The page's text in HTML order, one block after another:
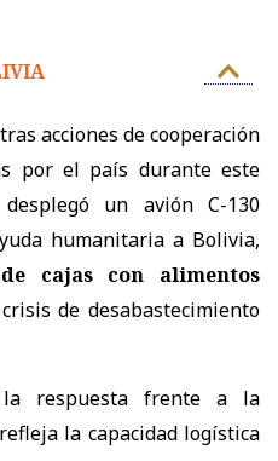
acciones de cooperación
por el país durante este
un avión C-130
humanitaria a Bolivia,
cajas con alimentos
de desabastecimiento
respuesta frente a la
la capacidad logística